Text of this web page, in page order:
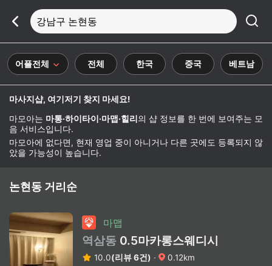
강남구 논현동
어플전체 전체 한국 중국 베트남
마사지샵, 여기저기 찾지 마세요!
마모아는 마통·하이타이·마맵·힐리 의 샵 정보를 한 번에 보여주는 모
음 서비스입니다.
마모아에 없다면, 현재 영업 중이 아니거나 다른 곳에도 등록되지 않
았을 가능성이 높습니다.
논현동 거리순
마맵
역삼동 0.5마카롱스웨디시
10.0(리뷰 6건) · 0.12km